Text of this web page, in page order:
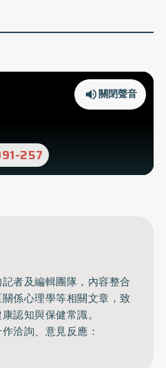
257
關閉聲音
者及編輯團隊，內容整合
係心理學等相關文章，致
認知與保健常識。
洽詢、意見反應：